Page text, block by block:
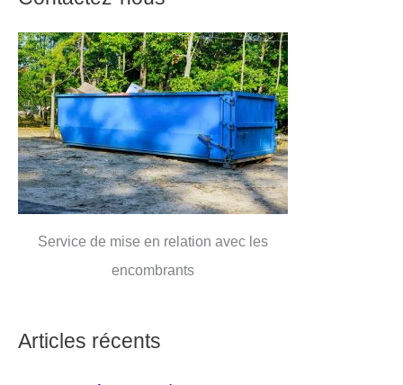
Service de mise en relation avec les
encombrants
Articles récents